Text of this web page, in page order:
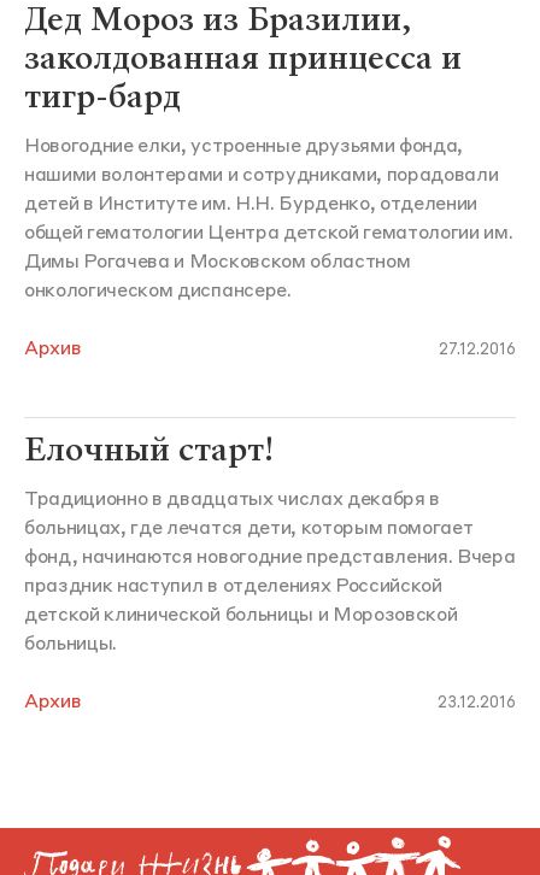
Дед Мороз из Бразилии,
заколдованная принцесса и
тигр-бард
Новогодние елки, устроенные друзьями фонда,
нашими волонтерами и сотрудниками, порадовали
детей в Институте им. Н.Н. Бурденко, отделении
общей гематологии Центра детской гематологии им.
Димы Рогачева и Московском областном
онкологическом диспансере.
Архив 27.12.2016
Елочный старт!
Традиционно в двадцатых числах декабря в
больницах, где лечатся дети, которым помогает
фонд, начинаются новогодние представления. Вчера
праздник наступил в отделениях Российской
детской клинической больницы и Морозовской
больницы.
Архив 23.12.2016